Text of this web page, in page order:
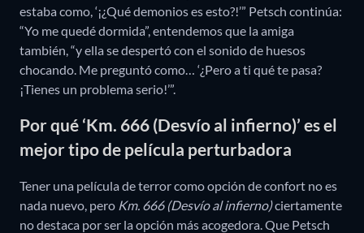
estaba como, ‘¡¿Qué demonios es esto?!’” Petsch continúa:
“Yo me quedé dormida”, entendemos que la amiga
también, “y ella se despertó con el sonido de huesos
chocando. Me preguntó como… ‘¿Pero a ti qué te pasa?
¡Tienes un problema serio!’”.
Por qué ‘Km. 666 (Desvío al infierno)’ es el
mejor tipo de película perturbadora
Tener una película de terror como opción de confort no es
nada nuevo, pero Km. 666 (Desvío al infierno)ciertamente
no destaca por ser la opción más acogedora. Que Petsch